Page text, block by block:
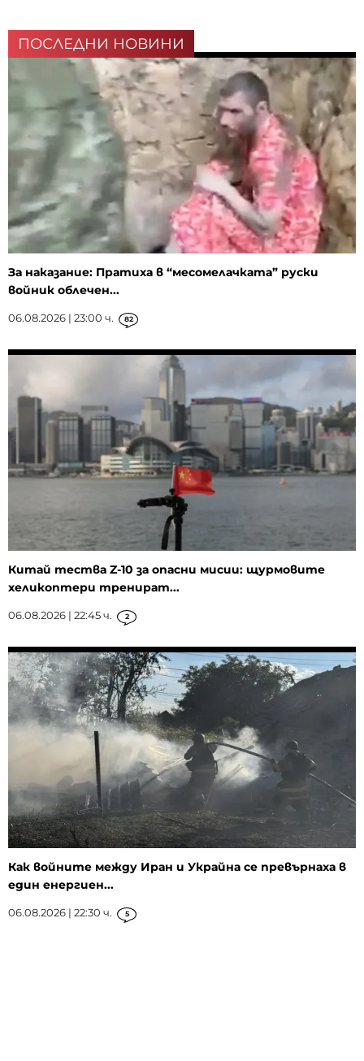
ПОСЛЕДНИ НОВИНИ
За наказание: Пратиха в “месомелачката” руски
войник облечен...
06.08.2026 | 23:00 ч. 82
Китай тества Z-10 за опасни мисии: щурмовите
хеликоптери тренират...
06.08.2026 | 22:45 ч. 2
Как войните между Иран и Украйна се превърнаха в
един енергиен...
06.08.2026 | 22:30 ч. 5